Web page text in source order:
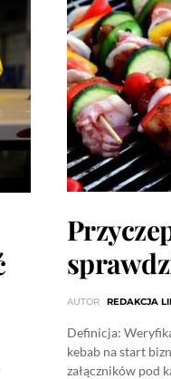
AUTOR REDAKCJA
Definicja:
kebab na start
załączników pod